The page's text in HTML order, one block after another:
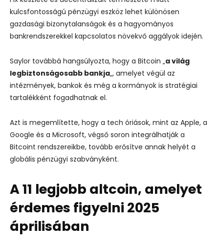
kulcsfontosságú pénzügyi eszköz lehet különösen
gazdasági bizonytalanságok és a hagyományos
bankrendszerekkel kapcsolatos növekvő aggályok idején.
Saylor továbbá hangsúlyozta, hogy a Bitcoin „a világ
legbiztonságosabb bankja„, amelyet végül az
intézmények, bankok és még a kormányok is stratégiai
tartalékként fogadhatnak el.
Azt is megemlítette, hogy a tech óriások, mint az Apple, a
Google és a Microsoft, végső soron integrálhatják a
Bitcoint rendszereikbe, tovább erősítve annak helyét a
globális pénzügyi szabványként.
A 11 legjobb altcoin, amelyet
érdemes figyelni 2025
áprilisában